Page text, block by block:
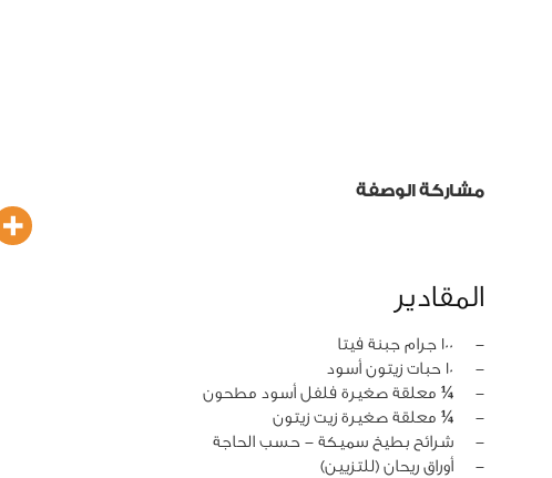
مشاركة الوصفة
المقادير
‏-
100 جرام جبنة فيتا
‏-
10 حبات زيتون أسود
‏-
¼ معلقة صغيرة فلفل أسود مطحون
‏-
¼ معلقة صغيرة زيت زيتون
‏-
شرائح بطيخ سميكة - حسب الحاجة
‏-
أوراق ريحان (للتزيين)